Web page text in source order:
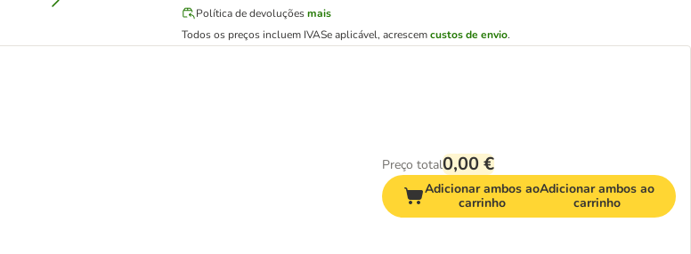
Política de devoluções mais
Todos os preços incluem IVASe aplicável, acrescemcustos de envio.
para gatos
Preço total0,00 €
Adicionar ambos ao
carrinho
Adicionar ambos ao
carrinho